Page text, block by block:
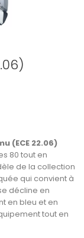
(ECE 22.06)
80 tout en
de la collection
qui convient à
décline en
en bleu et en
tout en